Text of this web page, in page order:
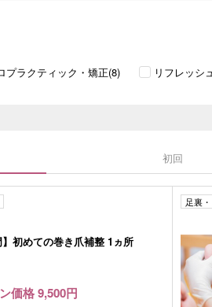
プラクティック・矯正(8) リフレッシ
初回
初めての巻き爪補整 1ヵ所
価格 9,500円
足裏